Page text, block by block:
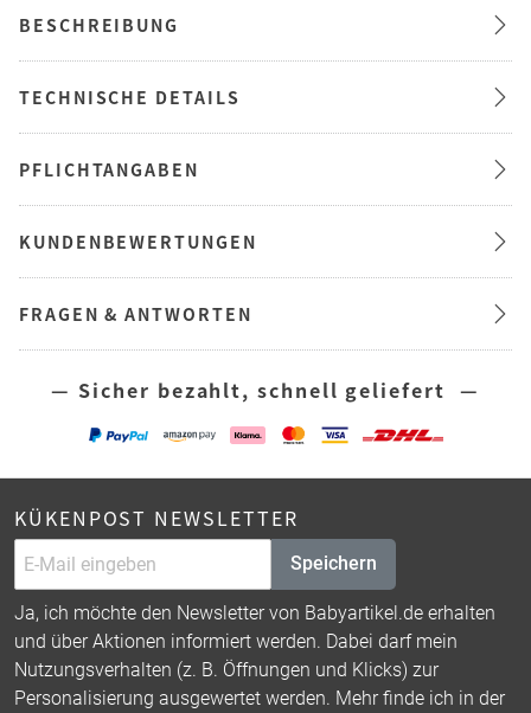
BESCHREIBUNG
TECHNISCHE DETAILS
PFLICHTANGABEN
KUNDENBEWERTUNGEN
FRAGEN & ANTWORTEN
— Sicher bezahlt, schnell geliefert —
KÜKENPOST NEWSLETTER
Speichern
Ja, ich möchte den Newsletter von Babyartikel.de erhalten
und über Aktionen informiert werden. Dabei darf mein
Nutzungsverhalten (z. B. Öffnungen und Klicks) zur
Personalisierung ausgewertet werden. Mehr finde ich in der